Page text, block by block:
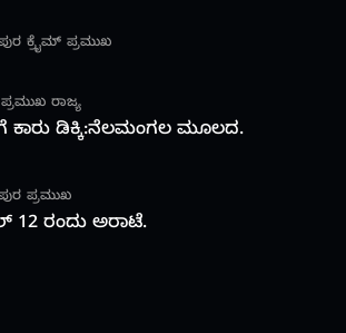
ಕ್ರೈಮ್ ಪ್ರಮುಖ
ಪ್ರಮುಖ ರಾಜ್ಯ
ಕಾರು ಡಿಕ್ಕಿ:ನೆಲಮಂಗಲ ಮೂಲದ.
ಪ್ರಮುಖ
12 ರಂದು ಅರಾಟೆ.